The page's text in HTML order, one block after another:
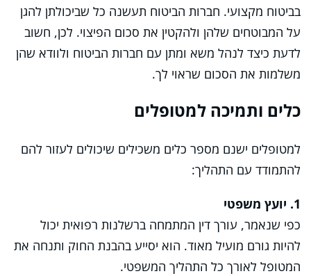
בביטוח מקצועי. חברות הביטוח תעשנה כל שביכולתן להגן
על המבוטחים שלהן ולהקטין את סכום הפיצוי. לכן, חשוב
לדעת כיצד לנהל משא ומתן עם חברות הביטוח ולוודא שהן
משלמות את הסכום שראוי לך.
כלים ותמיכה למטופלים
למטופלים ישנם מספר כלים משכילים שיכולים לעזור להם
להתמודד עם התהליך:
1. יועץ משפטי
כפי שנאמר, עורך דין המתמחה ברשלנות רפואית יכול
להיות גורם מועיל מאוד. הוא יסייע בהבנת החוק ותנחה את
המטופל לאורך כל התהליך המשפטי.